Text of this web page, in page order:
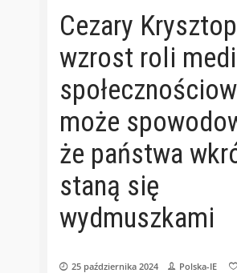
Cezary
wzrost roli
może
że państwa
staną się
wydmuszkami
25 października 2024 Polska-IE